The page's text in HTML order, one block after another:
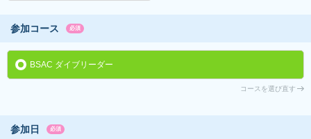
参加コース 必須
BSAC ダイブリーダー
コースを選び直す
参加日 必須